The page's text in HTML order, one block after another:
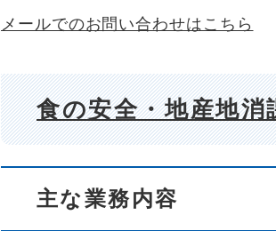
メールでのお問い合わせはこちら
食の安全・地産地消
主な業務内容